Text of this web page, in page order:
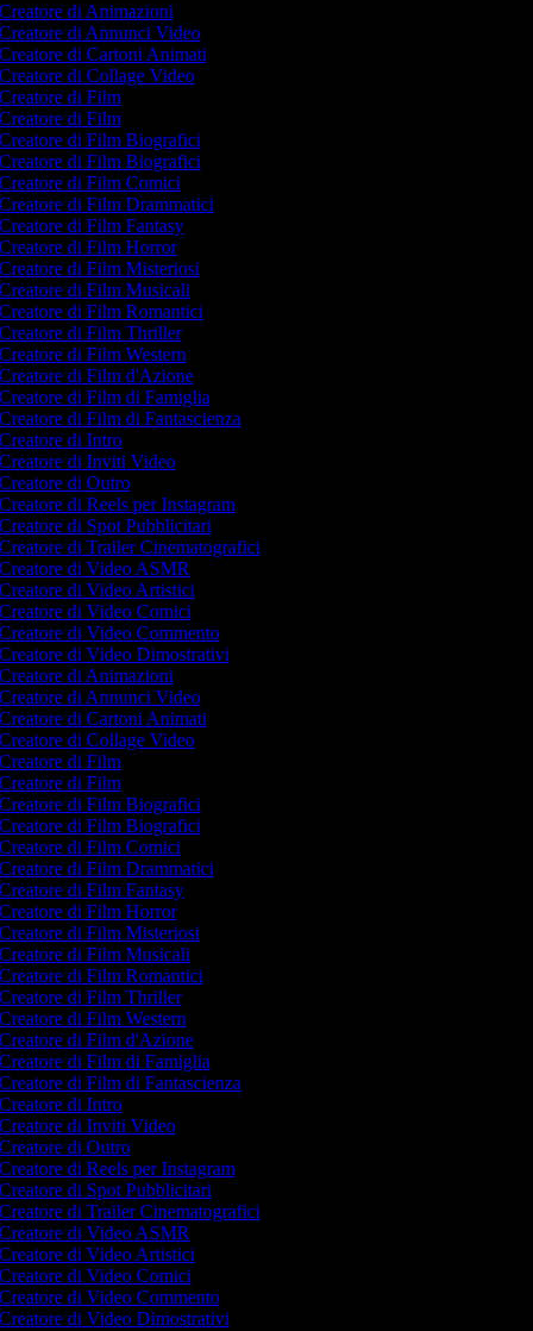
di Animazioni
di Annunci Video
di Cartoni Animati
di Collage Video
di Film
di Film
di Film Biografici
di Film Biografici
di Film Comici
di Film Drammatici
di Film Fantasy
di Film Horror
di Film Misteriosi
di Film Musicali
di Film Romantici
di Film Thriller
di Film Western
di Film d'Azione
di Film di Famiglia
di Film di Fantascienza
di Intro
di Inviti Video
di Outro
di Reels per Instagram
di Spot Pubblicitari
di Trailer Cinematografici
di Video ASMR
di Video Artistici
di Video Comici
di Video Commento
di Video Dimostrativi
di Animazioni
di Annunci Video
di Cartoni Animati
di Collage Video
di Film
di Film
di Film Biografici
di Film Biografici
di Film Comici
di Film Drammatici
di Film Fantasy
di Film Horror
di Film Misteriosi
di Film Musicali
di Film Romantici
di Film Thriller
di Film Western
di Film d'Azione
di Film di Famiglia
di Film di Fantascienza
di Intro
di Inviti Video
di Outro
di Reels per Instagram
di Spot Pubblicitari
di Trailer Cinematografici
di Video ASMR
di Video Artistici
di Video Comici
di Video Commento
di Video Dimostrativi